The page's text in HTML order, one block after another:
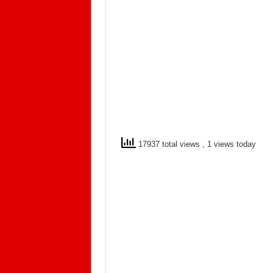
17937 total views , 1 views today